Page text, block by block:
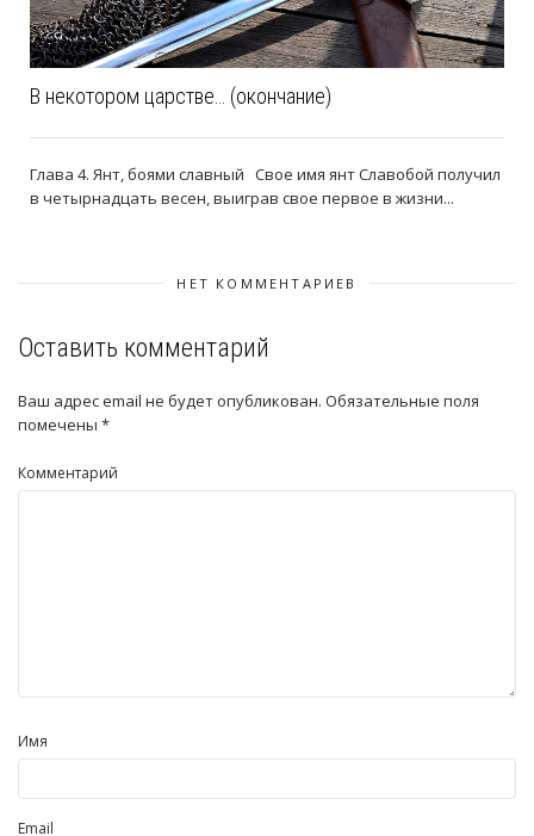
В некотором царстве… (окончание)
Глава 4. Янт, боями славный Свое имя янт Славобой получил
в четырнадцать весен, выиграв свое первое в жизни...
НЕТ КОММЕНТАРИЕВ
Оставить комментарий
Ваш адрес email не будет опубликован. Обязательные поля
помечены *
Комментарий
Имя
Email